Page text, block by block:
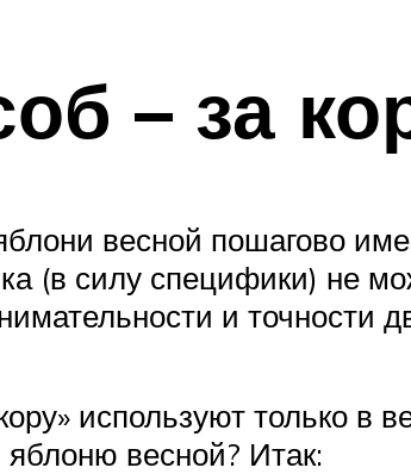
– за
весной пошагово
(в силу специфики) не
и точности
используют только в
яблоню весной? Итак: